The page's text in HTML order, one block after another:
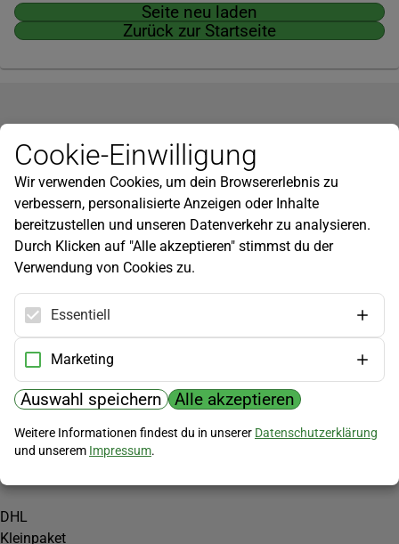
Seite neu laden
Zurück zur Startseite
Newsletter
Infos zu neuen Produkten, Gartentipps und mehr findest du in
unserem Newsletter!
Jetzt anmelden
Hilfe
Kundenservice
Widerrufsbelehrung
Versandkosten
Zahlungsmöglichkeiten
PayPal
Vorkasse
Versand
DHL
Kleinpaket
Cookie-Einwilligung
Wir verwenden Cookies, um dein Browsererlebnis zu
verbessern, personalisierte Anzeigen oder Inhalte
bereitzustellen und unseren Datenverkehr zu analysieren.
Durch Klicken auf "Alle akzeptieren" stimmst du der
Verwendung von Cookies zu.
Essentiell
Marketing
Auswahl speichern Alle akzeptieren
Weitere Informationen findest du in unserer Datenschutzerklärung
und unserem Impressum.